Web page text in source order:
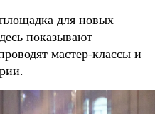
для новых
показывают
мастер-классы и